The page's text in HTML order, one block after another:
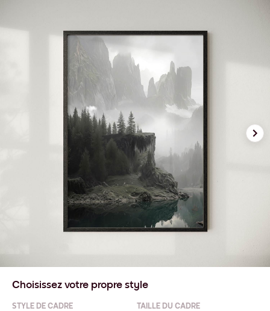
Choisissez votre propre style
STYLE DE CADRE TAILLE DU CADRE